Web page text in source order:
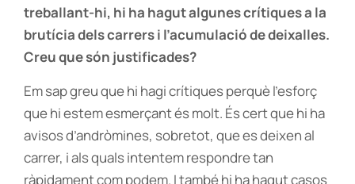
treballant-hi, hi ha hagut algunes crítiques a la
brutícia dels carrers i l’acumulació de deixalles.
Creu que són justificades?
Em sap greu que hi hagi crítiques perquè l’esforç
que hi estem esmerçant és molt. És cert que hi ha
avisos d’andròmines, sobretot, que es deixen al
carrer, i als quals intentem respondre tan
ràpidament com podem. I també hi ha hagut casos